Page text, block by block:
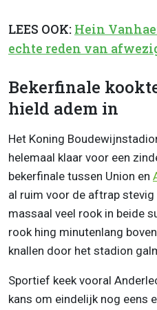
LEES OOK: Hein
echte reden van
Bekerfinale
hield adem in
Het Koning
helemaal klaar voor een
bekerfinale tussen Union en
al ruim voor de aftrap stevig
massaal veel rook in beide
rook hing minutenlang
knallen door het stadion
Sportief keek vooral
kans om eindelijk nog eens